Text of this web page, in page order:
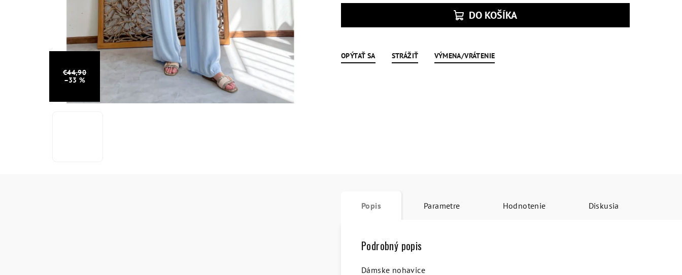
DO KOŠÍKA
OPÝTAŤ SA STRÁŽIŤ VÝMENA/VRÁTENIE
€44,90
–33 %
Popis Parametre Hodnotenie Diskusia
Podrobný popis
Dámske nohavice